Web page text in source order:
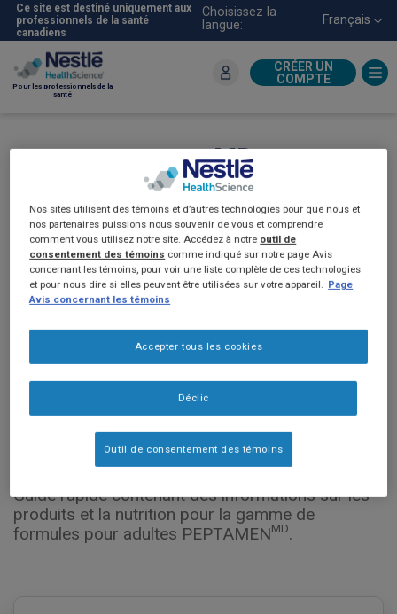
Aller
au
contenu
principal
Pour les professionnels de la
santé
Ce site est destiné uniquement aux
professionnels de la santé
canadiens
Choisissez la
langue:
Français
CRÉER UN
COMPTE
PEPTAMENMD
de produits (2022)
Guide rapide contenant des informations sur les
produits et la nutrition pour la gamme de
formules pour adultes PEPTAMENMD.
Nos sites utilisent des témoins et d’autres technologies pour que nous et
nos partenaires puissions nous souvenir de vous et comprendre
comment vous utilisez notre site. Accédez à notre outil de
consentement des témoins comme indiqué sur notre page Avis
concernant les témoins, pour voir une liste complète de ces technologies
et pour nous dire si elles peuvent être utilisées sur votre appareil.
Page
Avis concernant les témoins
Déclic
Accepter tous les cookies
Outil de consentement des témoins